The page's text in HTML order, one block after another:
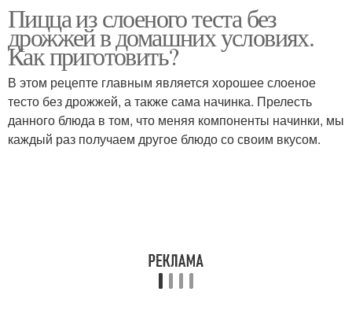
Пицца из слоеного теста без
дрожжей в домашних условиях.
Как приготовить?
В этом рецепте главным является хорошее слоеное
тесто без дрожжей, а также сама начинка. Прелесть
данного блюда в том, что меняя компоненты начинки, мы
каждый раз получаем другое блюдо со своим вкусом.